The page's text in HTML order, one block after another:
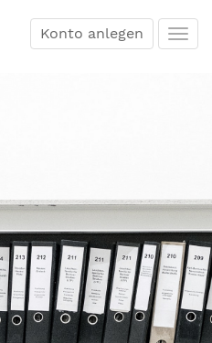
Konto anlegen